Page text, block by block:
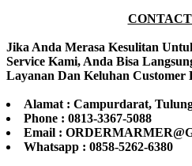
Jika Anda Merasa Kesulitan
Service Kami, Anda Bisa
Layanan Dan Keluhan
Alamat : Campurdarat,
Phone : 0813-3367-5088
Email :
Whatsapp : 0858-5262-6380